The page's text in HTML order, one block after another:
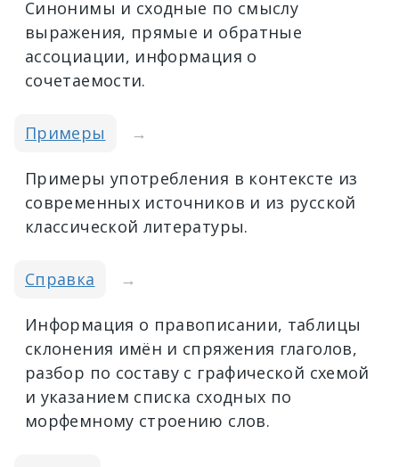
Синонимы и сходные по смыслу
выражения, прямые и обратные
ассоциации, информация о
сочетаемости.
Примеры →
Примеры употребления в контексте из
современных источников и из русской
классической литературы.
Справка →
Информация о правописании, таблицы
склонения имён и спряжения глаголов,
разбор по составу с графической схемой
и указанием списка сходных по
морфемному строению слов.